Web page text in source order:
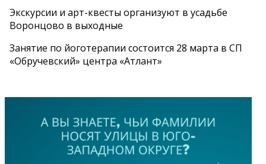
Экскурсии и арт-квесты организуют в усадьбе
Воронцово в выходные
Занятие по йоготерапии состоится 28 марта в СП
«Обручевский» центра «Атлант»